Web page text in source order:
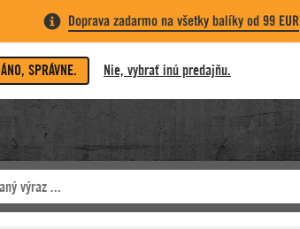
Doprava zadarmo na všetky balíky od 99 EUR
ÁNO, SPRÁVNE. Nie, vybrať inú predajňu.